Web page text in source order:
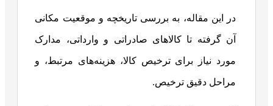
در این مقاله، به بررسی تاریخچه و موقعیت مکانی
آن گرفته تا کالاهای صادراتی و وارداتی، مدارک
مورد نیاز برای ترخیص کالا، هزینه‌های مرتبط، و
مراحل دقیق ترخیص.